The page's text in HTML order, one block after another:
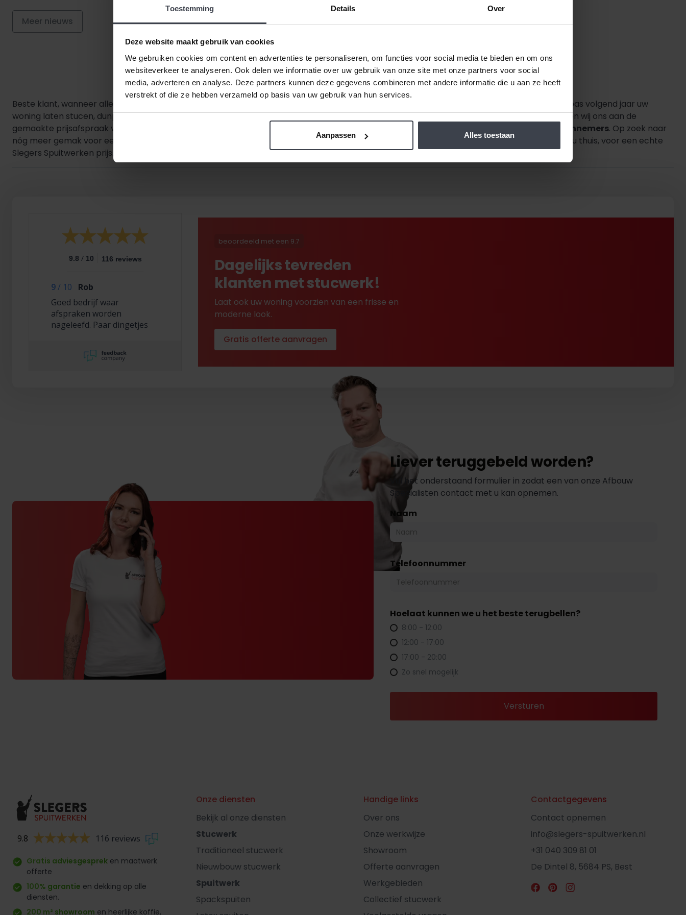
Toestemming Details Over
Deze website maakt gebruik van cookies
We gebruiken cookies om content en advertenties te personaliseren, om functies voor social media te bieden en om ons
websiteverkeer te analyseren. Ook delen we informatie over uw gebruik van onze site met onze partners voor social
media, adverteren en analyse. Deze partners kunnen deze gegevens combineren met andere informatie die u aan ze heeft
verstrekt of die ze hebben verzameld op basis van uw gebruik van hun services.
Aanpassen Alles toestaan
Meer nieuws
Beste klant, wanneer alles duurder wordt,
Daarom zijn al onze extra services gratis of goed betaalbaar. Wilt u pas volgend jaar uw
woning laten stucen, dunpleisteren of latexspuiten? Ook dat houden we betaalbaar, zo spreken we samen met u een vaste prijs af en houden wij ons aan de
gemaakte prijsafspraak vanaf de dag dat uw offerte getekend is -
ongeacht de prijsverhogingen van concurrenten, materialen of aannemers. Op zoek naar
nóg meer gemak voor een goede prijs, laat dan je stucwerk, pleisterwerk of spuitwerk voordelig op maat inmeten en realiseren. Gewoon bij u thuis, voor een echte
Slegers Spuitwerken prijs.
9.8 / 10 116 reviews
9/ 10
Rob
Goed bedrijf waar
afspraken worden
nageleefd. Paar dingetjes
korting gekregen. Duurde
lang eer ik de sleutel
beoordeeld met een 9.7
Dagelijks tevreden
klanten met stucwerk!
Laat ook uw woning voorzien van een frisse en
moderne look.
Gratis offerte aanvragen
Liever teruggebeld worden?
Vul het onderstaand formulier in zodat een van onze Afbouw
Specialisten contact met u kan opnemen.
Naam
Telefoonnummer
Hoelaat kunnen we u het beste terugbellen?
8:00 - 12:00
12:00 - 17:00
17:00 - 20:00
Zo snel mogelijk
9.8 116 reviews
Gratis adviesgesprek en maatwerk
offerte
100% garantie en dekking op alle
diensten.
200 m² showroom en heerlijke koffie,
Onze diensten
Bekijk al onze diensten
Stucwerk
Traditioneel stucwerk
Nieuwbouw stucwerk
Spuitwerk
Spackspuiten
Handige links
Over ons
Onze werkwijze
Showroom
Offerte aanvragen
Werkgebieden
Collectief stucwerk
Contactgegevens
Contact opnemen
info@slegers-spuitwerken.nl
+31 040 309 81 01
De Dintel 8, 5684 PS, Best